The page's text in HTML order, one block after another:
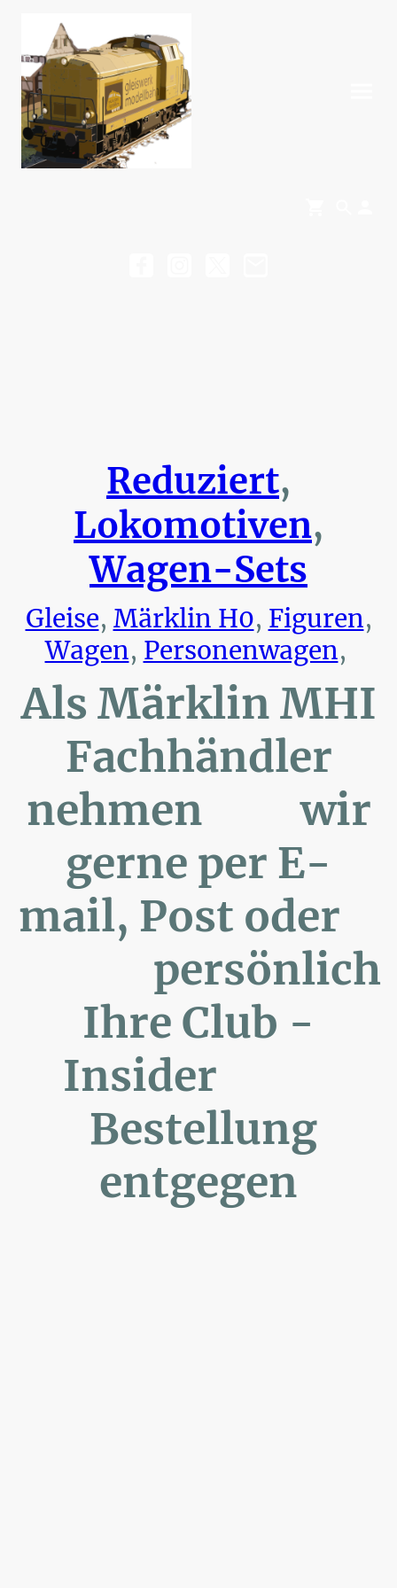
Reduziert,
Lokomotiven,
Wagen-Sets
Gleise, Märklin H0, Figuren,
Wagen, Personenwagen,
Als Märklin MHI
Fachhändler
nehmen wir
gerne per E-
mail, Post oder
persönlich
Ihre Club -
Insider
Bestellung
entgegen